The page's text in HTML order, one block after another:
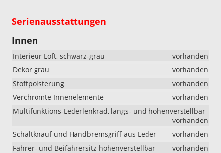
Serienausstattungen
Innen
Interieur Loft, schwarz-grau
vorhanden
Dekor grau
vorhanden
Stoffpolsterung
vorhanden
Verchromte Innenelemente
vorhanden
Multifunktions-Lederlenkrad, längs- und höhenverstellbar
vorhanden
Schaltknauf und Handbremsgriff aus Leder
vorhanden
Fahrer- und Beifahrersitz höhenverstellbar
vorhanden